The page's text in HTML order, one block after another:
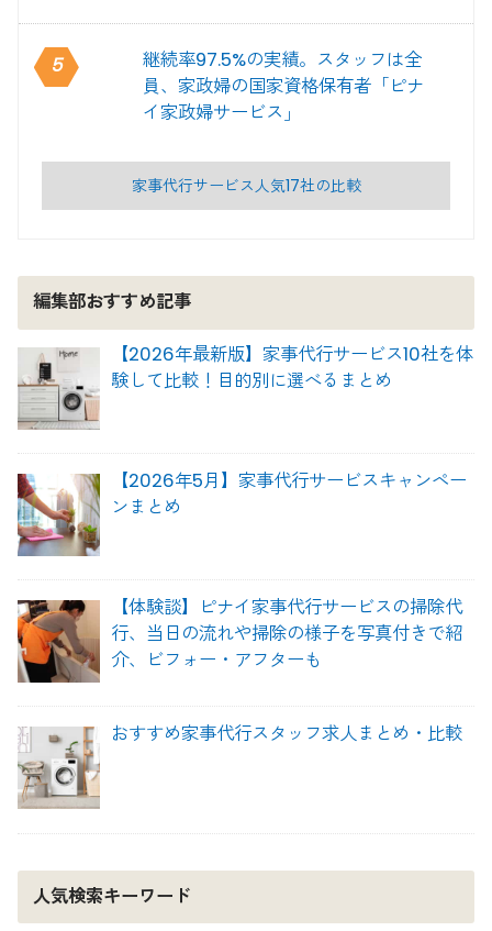
5
継続率97.5%の実績。スタッフは全
員、家政婦の国家資格保有者「ピナ
イ家政婦サービス」
家事代行サービス人気17社の比較
編集部おすすめ記事
【2026年最新版】家事代行サービス10社を体
験して比較！目的別に選べるまとめ
【2026年5月】家事代行サービスキャンペー
ンまとめ
【体験談】ピナイ家事代行サービスの掃除代
行、当日の流れや掃除の様子を写真付きで紹
介、ビフォー・アフターも
おすすめ家事代行スタッフ求人まとめ・比較
人気検索キーワード